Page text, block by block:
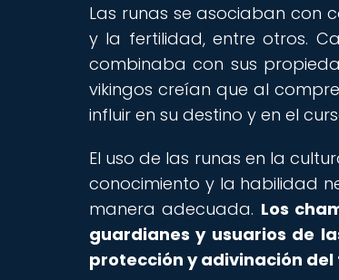
Las runas se asociaban con
y la fertilidad, entre otros.
combinaba con sus
vikingos creían que al
influir en su destino y en el
El uso de las runas en la
conocimiento y la habilidad
manera adecuada. Los
guardianes y usuarios de
protección y adivinación del